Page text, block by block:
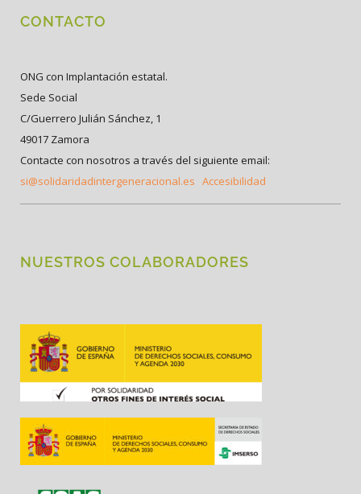
CONTACTO
ONG con Implantación estatal.
Sede Social
C/Guerrero Julián Sánchez, 1
49017 Zamora
Contacte con nosotros a través del siguiente email:
si@solidaridadintergeneracional.es Accesibilidad
NUESTROS COLABORADORES